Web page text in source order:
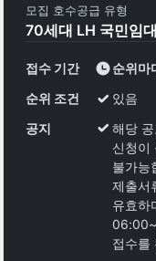
모집 호수
70세대
공급 유형
LH 국민임대
접수 기간
순위마
순위 조건
있음
공지
해당
신청이
불가능
제출서
유효하
접수를